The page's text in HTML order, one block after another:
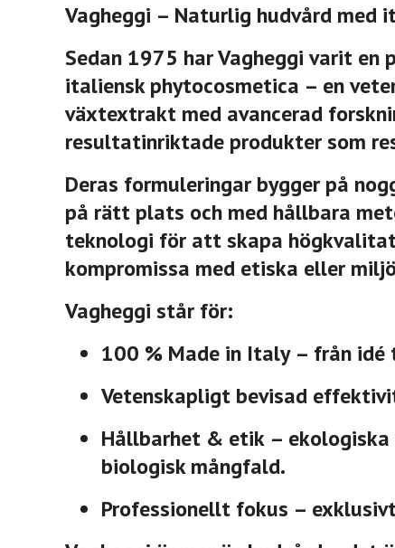
Vagheggi – Naturlig hudvård med
Sedan 1975 har Vagheggi varit
italiensk phytocosmetica – en
växtextrakt med avancerad
resultatinriktade produkter som
Deras formuleringar bygger på
på rätt plats och med hållbara
teknologi för att skapa
kompromissa med etiska eller
Vagheggi står för:
100 % Made in Italy– från idé
Vetenskapligt bevisad
Hållbarhet & etik –
biologisk mångfald.
Professionellt fokus –